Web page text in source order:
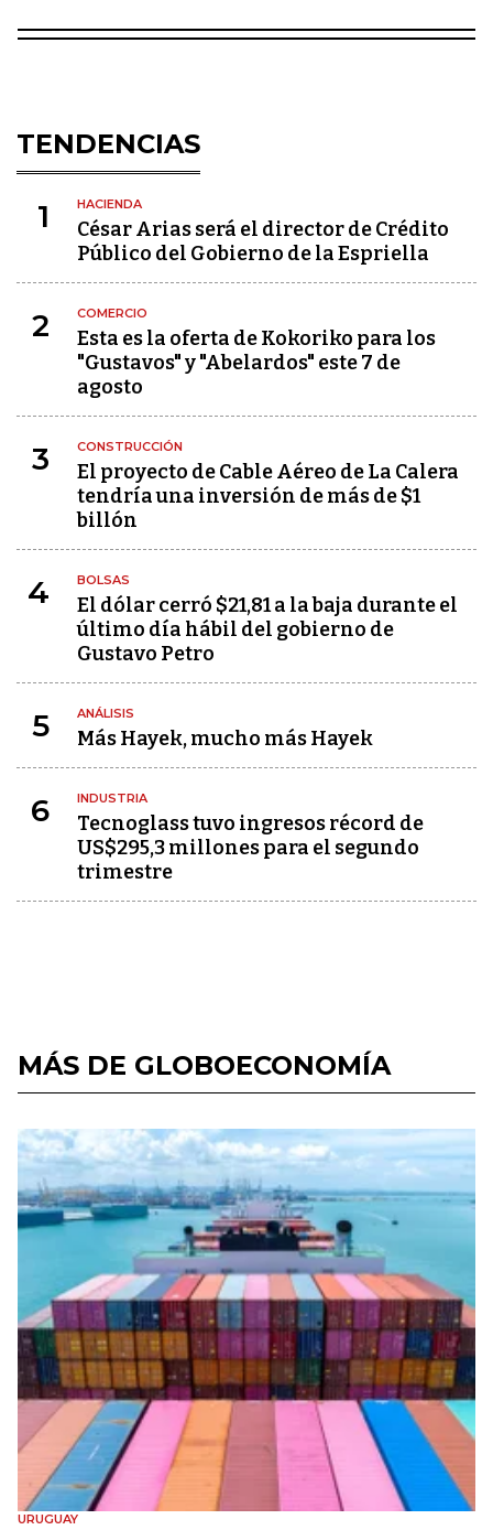
TENDENCIAS
1 HACIENDA
César Arias será el director de Crédito
Público del Gobierno de la Espriella
2 COMERCIO
Esta es la oferta de Kokoriko para los
"Gustavos" y "Abelardos" este 7 de
agosto
3 CONSTRUCCIÓN
El proyecto de Cable Aéreo de La Calera
tendría una inversión de más de $1
billón
4 BOLSAS
El dólar cerró $21,81 a la baja durante el
último día hábil del gobierno de
Gustavo Petro
5 ANÁLISIS
Más Hayek, mucho más Hayek
6 INDUSTRIA
Tecnoglass tuvo ingresos récord de
US$295,3 millones para el segundo
trimestre
MÁS DE GLOBOECONOMÍA
URUGUAY